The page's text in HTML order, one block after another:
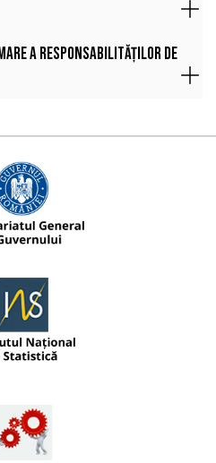
a responsabilităților de